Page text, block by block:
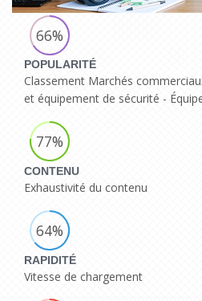
66%
POPULARITÉ
Classement Marchés
et équipement de sécurité -
77%
CONTENU
Exhaustivité du contenu
64%
RAPIDITÉ
Vitesse de chargement